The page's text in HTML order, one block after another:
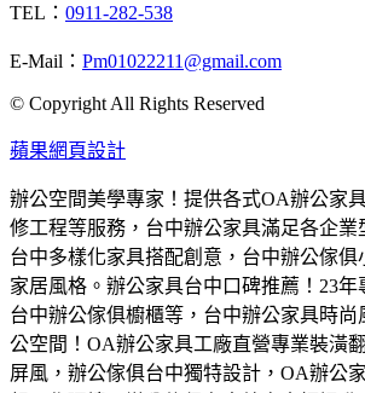
TEL： 0911-282-538
E-Mail： Pm01022211@gmail.com
© Copyright All Rights Reserved
蘋果網頁設計
辦公空間美學專家！提供各式OA辦公家
修工程等服務，台中辦公家具滿足各企業
台中多樣化家具搭配創意，台中辦公傢俱
家居風格。辦公家具台中口碑推薦！23年
台中辦公傢俱櫥櫃等，台中辦公家具時
公空間！OA辦公家具工廠直營專業裝潢
屏風，辦公傢俱台中獨特設計，OA辦公